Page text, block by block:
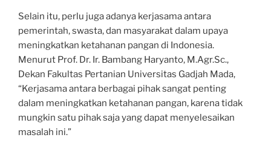
Selain itu, perlu juga adanya kerjasama antara
pemerintah, swasta, dan masyarakat dalam upaya
meningkatkan ketahanan pangan di Indonesia.
Menurut Prof. Dr. Ir. Bambang Haryanto, M.Agr.Sc.,
Dekan Fakultas Pertanian Universitas Gadjah Mada,
“Kerjasama antara berbagai pihak sangat penting
dalam meningkatkan ketahanan pangan, karena tidak
mungkin satu pihak saja yang dapat menyelesaikan
masalah ini.”